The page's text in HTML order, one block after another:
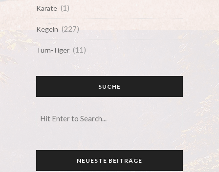
Karate (1)
Kegeln (227)
Turn-Tiger (11)
SUCHE
NEUESTE BEITRÄGE